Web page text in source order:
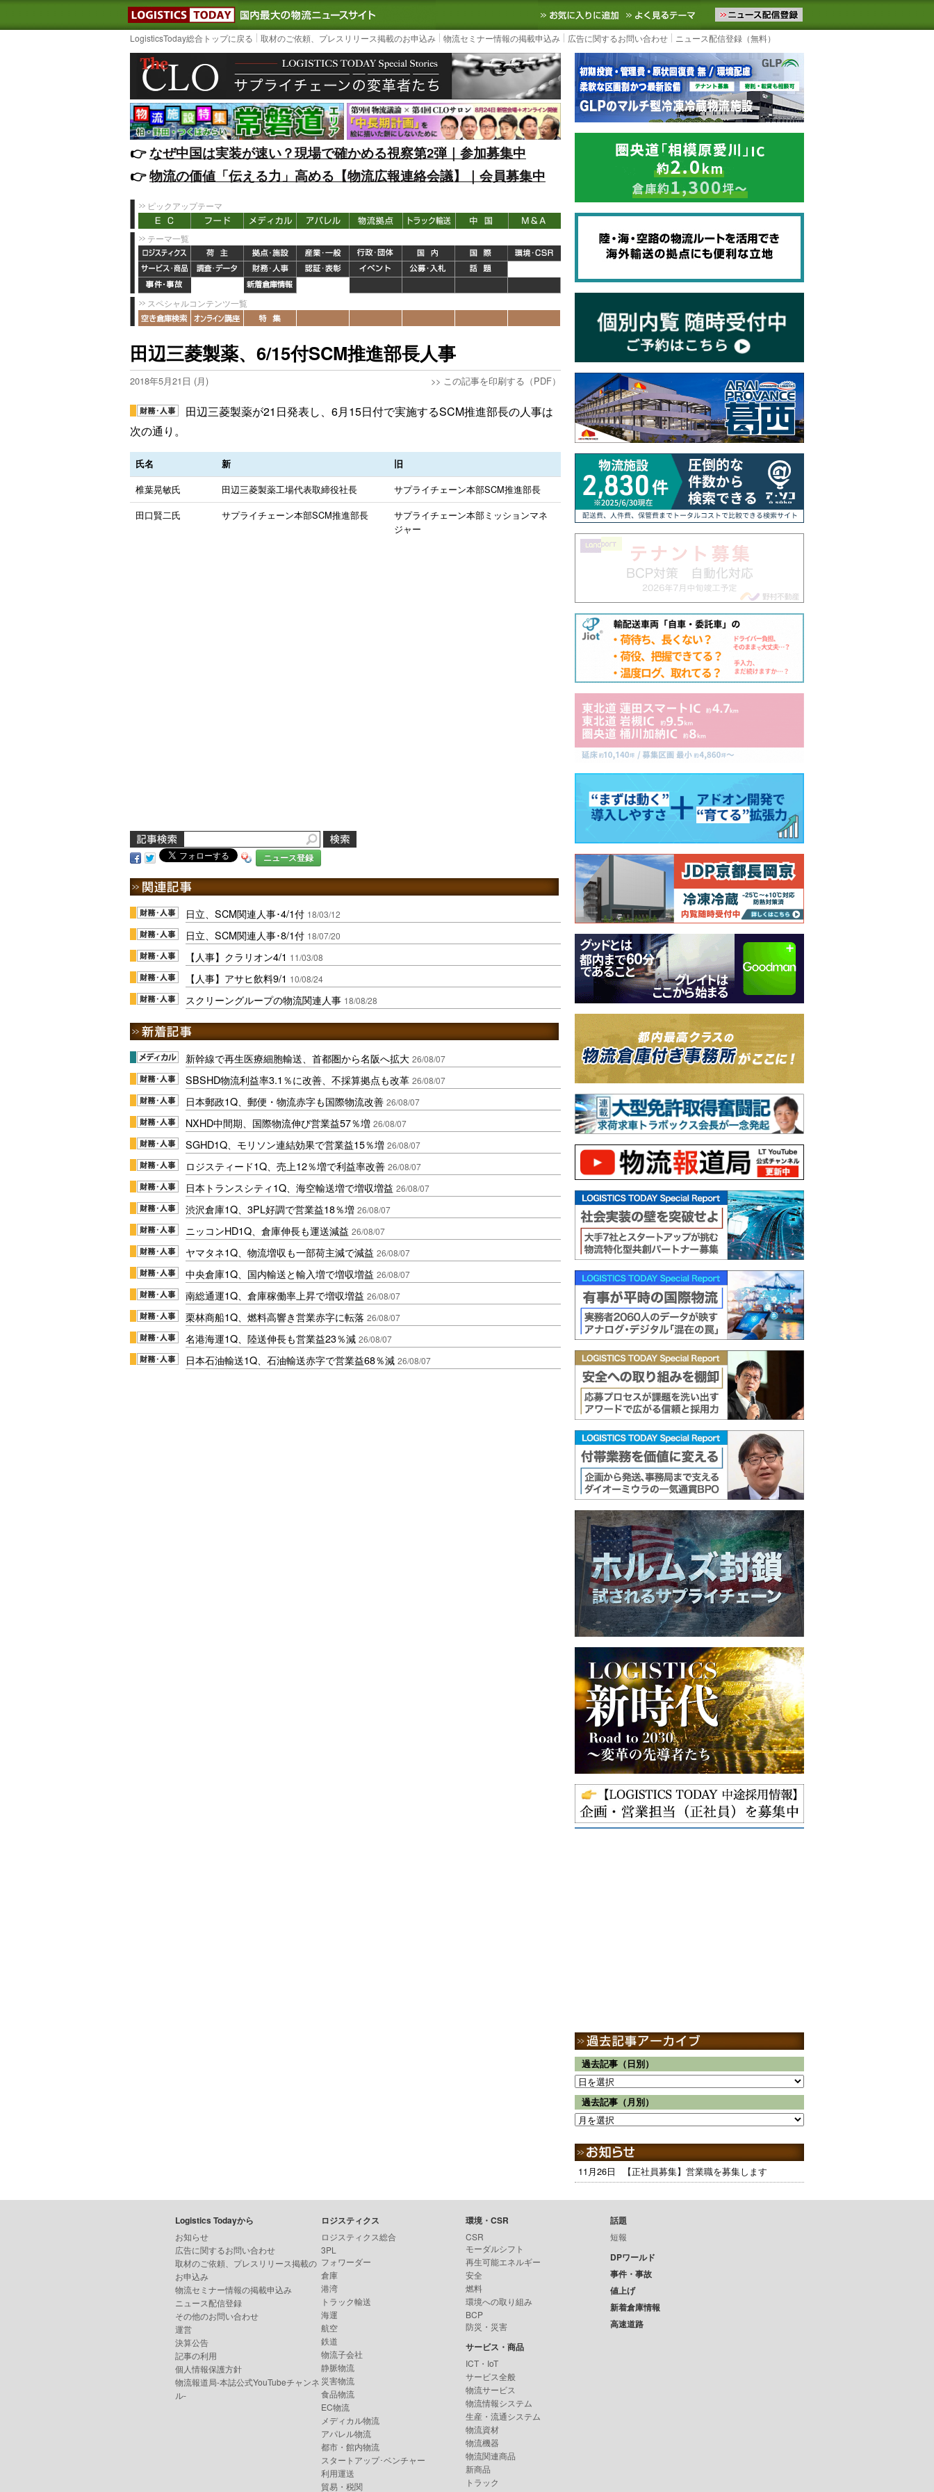
LOGISTICS TODAY｜国内最大の物流ニュースサイト3PL, SCMなど国内外の最新の物流ニュースをお届けします。物流ニュースメール配信を登録す
お気に入りに追加 よく見るテーマ
LogisticsToday総合トップに戻る 取材のご依頼、プレスリリース掲載のお申込み 物流セミナー情報の掲載申込み 広告に関するお問い合わせ ニュース配信登録（無料）
👉️なぜ中国は実装が速い？現場で確かめる視察第2弾｜参加募集中
👉️物流の価値「伝える力」高める【物流広報連絡会議】｜会員募集中
ピックアップテーマ
テーマ一覧
スペシャルコンテンツ一覧
田辺三菱製薬、6/15付SCM推進部長人事
2018年5月21日 (月) >> この記事を印刷する（PDF）
田辺三菱製薬が21日発表し、6月15日付で実施するSCM推進部長の人事は
次の通り。
氏名 新 旧
椎葉晃敏氏 田辺三菱製薬工場代表取締役社長
サプライチェーン本部SCM推進部長
田口賢二氏
サプライチェーン本部SCM推進部長
サプライチェーン本部ミッションマネ
ジャー
ニュース登録
日立、SCM関連人事･4/1付 18/03/12
日立、SCM関連人事･8/1付 18/07/20
【人事】クラリオン4/1 11/03/08
【人事】アサヒ飲料9/1 10/08/24
スクリーングループの物流関連人事 18/08/28
新幹線で再生医療細胞輸送、首都圏から名阪へ拡大 26/08/07
SBSHD物流利益率3.1％に改善、不採算拠点も改革 26/08/07
日本郵政1Q、郵便・物流赤字も国際物流改善 26/08/07
NXHD中間期、国際物流伸び営業益57％増 26/08/07
SGHD1Q、モリソン連結効果で営業益15％増 26/08/07
ロジスティード1Q、売上12％増で利益率改善 26/08/07
日本トランスシティ1Q、海空輸送増で増収増益 26/08/07
渋沢倉庫1Q、3PL好調で営業益18％増 26/08/07
ニッコンHD1Q、倉庫伸長も運送減益 26/08/07
ヤマタネ1Q、物流増収も一部荷主減で減益 26/08/07
中央倉庫1Q、国内輸送と輸入増で増収増益 26/08/07
南総通運1Q、倉庫稼働率上昇で増収増益 26/08/07
栗林商船1Q、燃料高響き営業赤字に転落 26/08/07
名港海運1Q、陸送伸長も営業益23％減 26/08/07
日本石油輸送1Q、石油輸送赤字で営業益68％減 26/08/07
過去記事（日別）
過去記事（月別）
11月26日 【正社員募集】営業職を募集します
Logistics Todayから
お知らせ
広告に関するお問い合わせ
取材のご依頼、プレスリリース掲載の
お申込み
物流セミナー情報の掲載申込み
ニュース配信登録
その他のお問い合わせ
運営
決算公告
記事の利用
個人情報保護方針
物流報道局-本誌公式YouTubeチャンネ
ル-
ロジスティクス
ロジスティクス総合
3PL
フォワーダー
倉庫
港湾
トラック輸送
海運
航空
鉄道
物流子会社
静脈物流
災害物流
食品物流
EC物流
メディカル物流
アパレル物流
都市・館内物流
スタートアップ･ベンチャー
利用運送
貿易・税関
環境・CSR
CSR
モーダルシフト
再生可能エネルギー
安全
燃料
環境への取り組み
BCP
防災・災害
サービス・商品
ICT・IoT
サービス全般
物流サービス
物流情報システム
生産・流通システム
物流資材
物流機器
物流関連商品
新商品
トラック
話題
短報
DPワールド
事件・事故
値上げ
新着倉庫情報
高速道路